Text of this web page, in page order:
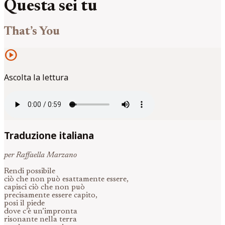
Questa sei tu
That’s You
play_circle
Ascolta la lettura
Traduzione italiana
per Raffaella Marzano
Rendi possibile
ciò che non può esattamente essere,
capisci ciò che non può
precisamente essere capito,
posi il piede
dove c’è un’impronta
risonante nella terra